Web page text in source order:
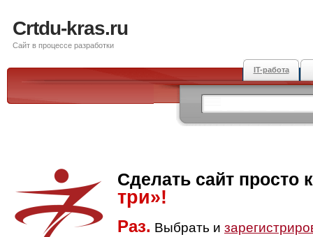
Crtdu-kras.ru
Сайт в процессе разработки
IT-работа
Сделать сайт просто
три»!
Раз. Выбрать и